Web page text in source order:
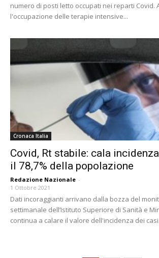
numero di posti letto occupati nei reparti Covid.
l'occupazione delle terapie intensive...
Cronaca Italia
Covid, Rt stabile: cala
il 78,7% della popolazione
Redazione Nazionale -
1 Ottobre 2021
Dati incoraggianti arrivano dalla bozza del
settimanale dell’Istituto Superiore di Sanità e
continua a calare il valore dell'incidenza dei